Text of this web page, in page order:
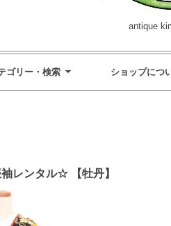
antique
ゴリー・検索 ショップにつ
レンタル☆ 【牡丹】